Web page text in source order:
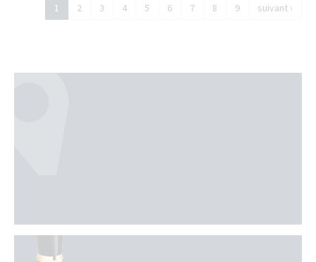
1 2 3 4 5 6 7 8 9 suivant ›